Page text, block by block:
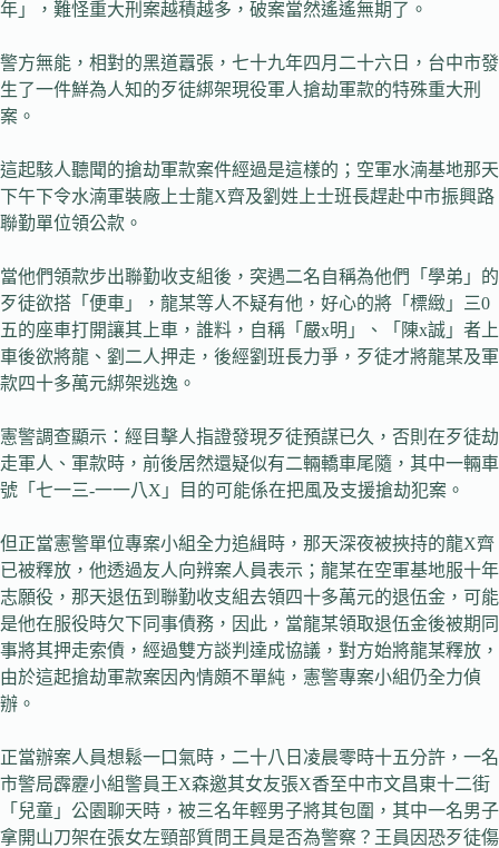
年」，難怪重大刑案越積越多，破案當然遙遙無期了。
警方無能，相對的黑道囂張，七十九年四月二十六日，台中市發
生了一件鮮為人知的歹徒綁架現役軍人搶劫軍款的特殊重大刑
案。
這起駭人聽聞的搶劫軍款案件經過是這樣的；空軍水湳基地那天
下午下令水湳軍裝廠上士龍X齊及劉姓上士班長趕赴中市振興路
聯勤單位領公款。
當他們領款步出聯勤收支組後，突遇二名自稱為他們「學弟」的
歹徒欲搭「便車」，龍某等人不疑有他，好心的將「標緻」三0
五的座車打開讓其上車，誰料，自稱「嚴x明」、「陳x誠」者上
車後欲將龍、劉二人押走，後經劉班長力爭，歹徒才將龍某及軍
款四十多萬元綁架逃逸。
憲警調查顯示：經目擊人指證發現歹徒預謀已久，否則在歹徒劫
走軍人、軍款時，前後居然還疑似有二輛轎車尾隨，其中一輛車
號「七一三-一一八X」目的可能係在把風及支援搶劫犯案。
但正當憲警單位專案小組全力追緝時，那天深夜被挾持的龍X齊
已被釋放，他透過友人向辨案人員表示；龍某在空軍基地服十年
志願役，那天退伍到聯勤收支組去領四十多萬元的退伍金，可能
是他在服役時欠下同事債務，因此，當龍某領取退伍金後被期同
事將其押走索債，經過雙方談判達成協議，對方始將龍某釋放，
由於這起搶劫軍款案因內情頗不單純，憲警專案小組仍全力偵
辦。
正當辦案人員想鬆一口氣時，二十八日凌晨零時十五分許，一名
市警局霹靂小組警員王X森邀其女友張X香至中市文昌東十二街
「兒童」公園聊天時，被三名年輕男子將其包圍，其中一名男子
拿開山刀架在張女左頸部質問王員是否為警察？王員因恐歹徒傷